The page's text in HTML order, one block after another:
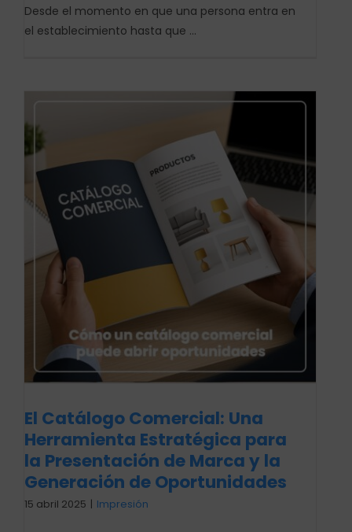
Desde el momento en que una persona entra en
el establecimiento hasta que ...
El Catálogo Comercial: Una
Herramienta Estratégica para
la Presentación de Marca y la
Generación de Oportunidades
15 abril 2025 | Impresión